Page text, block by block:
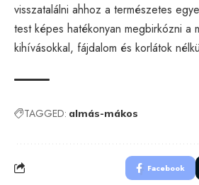
visszatalálni ahhoz a természetes
test képes hatékonyan megbirkózni a
kihívásokkal, fájdalom és korlátok
TAGGED: almás-mákos
Facebook